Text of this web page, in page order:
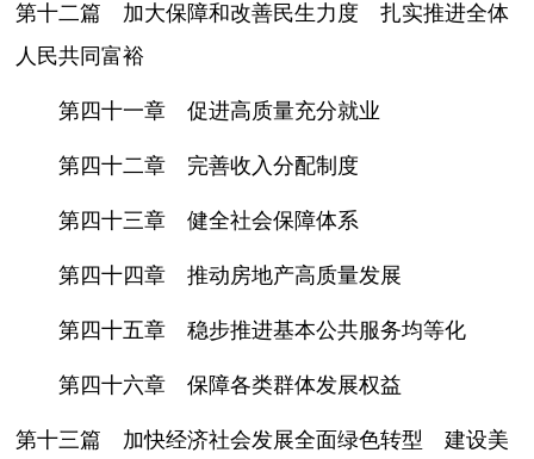
第十二篇 加大保障和改善民生力度 扎实推进全体
人民共同富裕
第四十一章 促进高质量充分就业
第四十二章 完善收入分配制度
第四十三章 健全社会保障体系
第四十四章 推动房地产高质量发展
第四十五章 稳步推进基本公共服务均等化
第四十六章 保障各类群体发展权益
第十三篇 加快经济社会发展全面绿色转型 建设美